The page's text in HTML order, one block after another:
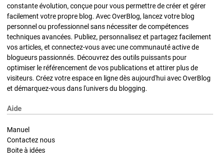
constante évolution, conçue pour vous permettre de créer et gérer
facilement votre propre blog. Avec OverBlog, lancez votre blog
personnel ou professionnel sans nécessiter de compétences
techniques avancées. Publiez, personnalisez et partagez facilement
vos articles, et connectez-vous avec une communauté active de
blogueurs passionnés. Découvrez des outils puissants pour
optimiser le référencement de vos publications et attirer plus de
visiteurs. Créez votre espace en ligne dès aujourd'hui avec OverBlog
et démarquez-vous dans l'univers du blogging.
Aide
Manuel
Contactez nous
Boite à idées